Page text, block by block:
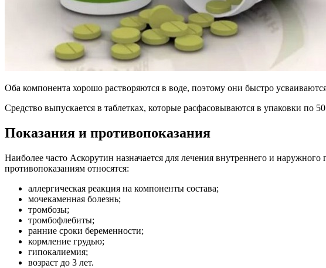
Оба компонента хорошо растворяются в воде, поэтому они быстро
Средство выпускается в таблетках, которые расфасовываются в упаковки по
Показания и противопоказания
Наиболее часто Аскорутин назначается для лечения внутреннего и
противопоказаниям относятся:
аллергическая реакция на компоненты состава;
мочекаменная болезнь;
тромбозы;
тромбофлебиты;
ранние сроки беременности;
кормление грудью;
гипокалиемия;
возраст до 3 лет.